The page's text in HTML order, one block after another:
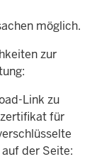
möglich.
zur
Link zu
für
der Seite: